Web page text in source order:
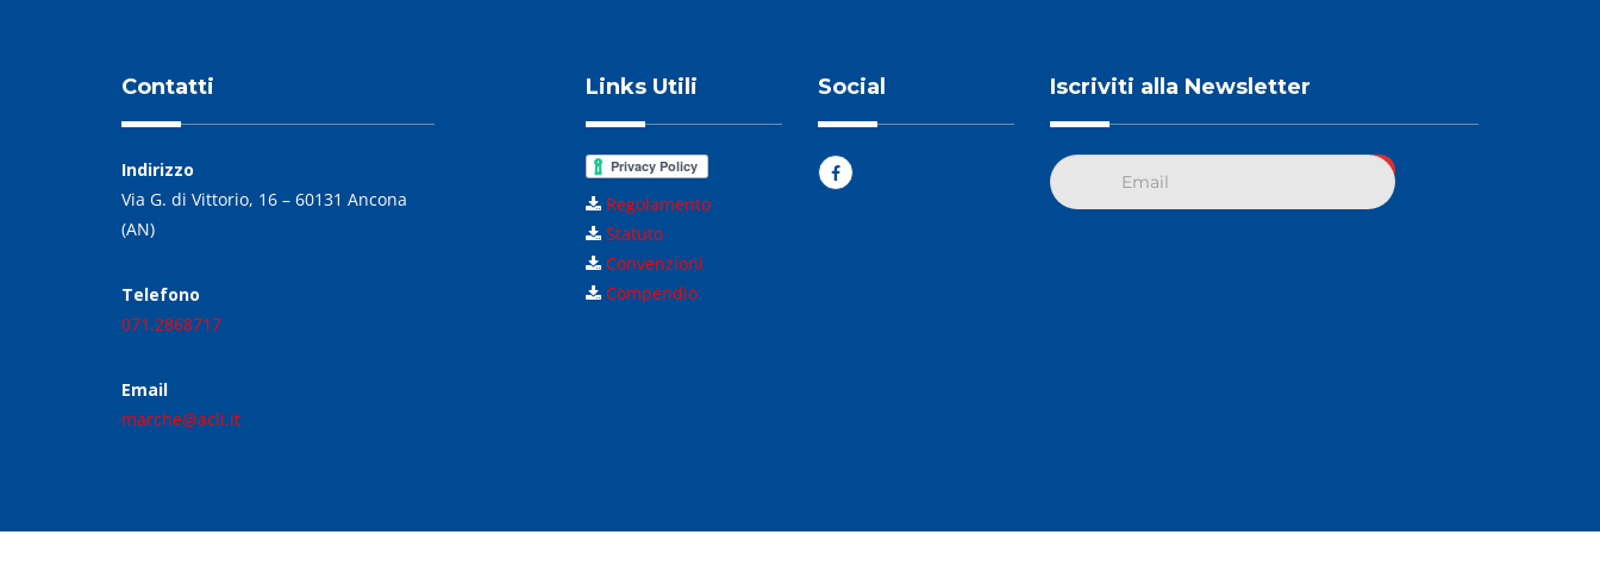
Contatti
Indirizzo
Via G. di Vittorio, 16 – 60131 Ancona
(AN)
Telefono
071.2868717
Email
marche@acli.it
Links Utili
Regolamento
Statuto
Convenzioni
Compendio
Social Iscriviti alla Newsletter